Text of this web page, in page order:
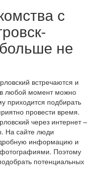
с
не
встречаются и
любой момент можно
приходится подбирать
провести время.
через интернет –
На сайте люди
информацию и
Поэтому
потенциальных